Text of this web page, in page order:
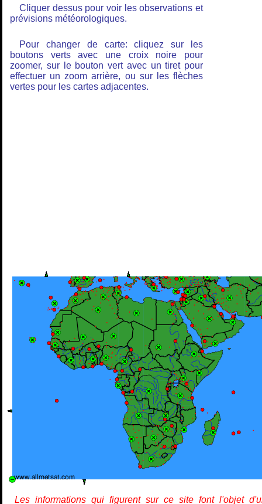
Cliquer dessus pour voir les observations et
prévisions météorologiques.
Pour changer de carte: cliquez sur les
boutons verts avec une croix noire pour
zoomer, sur le bouton vert avec un tiret pour
effectuer un zoom arrière, ou sur les flèches
vertes pour les cartes adjacentes.
Les informations qui figurent sur ce site font l'objet